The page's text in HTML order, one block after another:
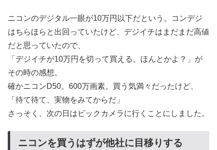
ニコンのデジタル一眼が10万円以下だという。コンデジ
はちらほらと出回っていたけど、デジイチはまだまだ高値
だと思っていたので、
「デジイチが10万円を切って買える。ほんとかよ？」が
その時の感想。
確かニコンD50。600万画素。買う気満々だったけど、
「待て待て、実物をみてからだ」
さっそく、次の日はビックカメラに行くことにしました。
ニコンを買うはずが他社に目移りする